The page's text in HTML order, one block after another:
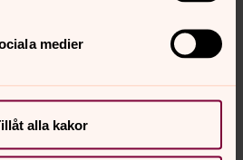
medier
alla kakor
på sidans